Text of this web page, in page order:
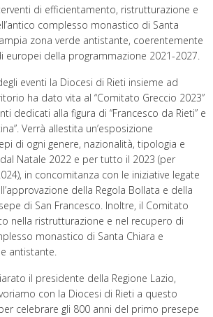
di efficientamento, ristrutturazione e
complesso monastico di Santa
zona verde antistante, coerentemente
europei della programmazione 2021-2027.
eventi la Diocesi di Rieti insieme ad
ha dato vita al “Comitato Greccio 2023”
dedicati alla figura di “Francesco da Rieti” e
Verrà allestita un’esposizione
di ogni genere, nazionalità, tipologia e
Natale 2022 e per tutto il 2023 (per
in concomitanza con le iniziative legate
della Regola Bollata e della
di San Francesco. Inoltre, il Comitato
nella ristrutturazione e nel recupero di
monastico di Santa Chiara e
antistante.
il presidente della Regione Lazio,
con la Diocesi di Rieti a questo
celebrare gli 800 anni del primo presepe